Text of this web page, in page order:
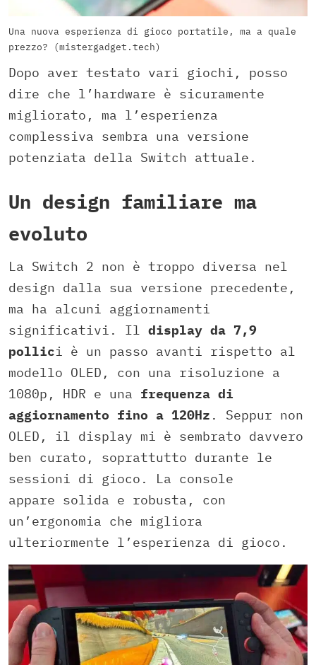
Una nuova esperienza di gioco portatile, ma a quale
prezzo? (mistergadget.tech)
Dopo aver testato vari giochi, posso
dire che l’hardware è sicuramente
migliorato, ma l’esperienza
complessiva sembra una versione
potenziata della Switch attuale.
Un design familiare ma
evoluto
La Switch 2 non è troppo diversa nel
design dalla sua versione precedente,
ma ha alcuni aggiornamenti
significativi. Il display da 7,9
pollici è un passo avanti rispetto al
modello OLED, con una risoluzione a
1080p, HDR e una frequenza di
aggiornamento fino a 120Hz . Seppur non
OLED, il display mi è sembrato davvero
ben curato, soprattutto durante le
sessioni di gioco. La console
appare solida e robusta, con
un’ergonomia che migliora
ulteriormente l’esperienza di gioco.